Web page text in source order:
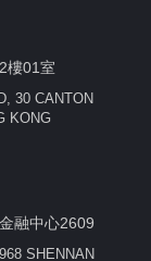
樓01室
30 CANTON
KONG
融中心2609
SHENNAN